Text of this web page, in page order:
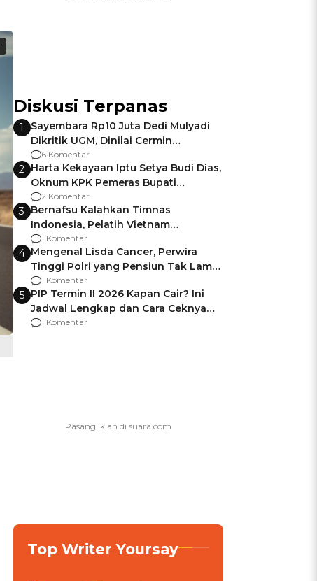
Diskusi Terpanas
1
Sayembara Rp10 Juta Dedi Mulyadi
Dikritik UGM, Dinilai Cermin
Gagalnya Negara Jamin Keamanan
6 Komentar
2 Harta Kekayaan Iptu Setya Budi Dias,
Oknum KPK Pemeras Bupati
Pemalang
2 Komentar
3 Bernafsu Kalahkan Timnas
Indonesia, Pelatih Vietnam
Berencana Pakai Jimat di Pakansari
1 Komentar
4 Mengenal Lisda Cancer, Perwira
Tinggi Polri yang Pensiun Tak Lama
Usai Jadi Brigjen
1 Komentar
5 PIP Termin II 2026 Kapan Cair? Ini
Jadwal Lengkap dan Cara Ceknya
agar Dana Tidak Hangus!
1 Komentar
Top Writer Yoursay